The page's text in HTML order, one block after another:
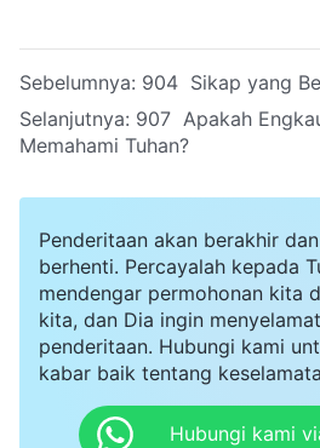
Sebelumnya: 904 Sikap yang
Selanjutnya: 907 Apakah
Memahami Tuhan?
Penderitaan akan berakhir
berhenti. Percayalah kepada
mendengar permohonan kita
kita, dan Dia ingin
penderitaan. Hubungi kami
kabar baik tentang
Hubungi kami